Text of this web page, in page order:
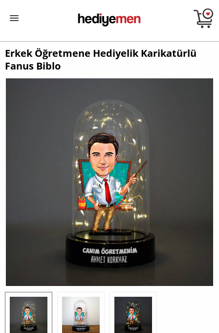
Erkek Öğretmene Hediyelik Karikatürlü
Fanus Biblo